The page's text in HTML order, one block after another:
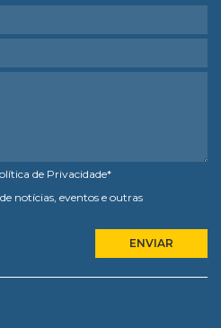
de Privacidade*
notícias, eventos e outras